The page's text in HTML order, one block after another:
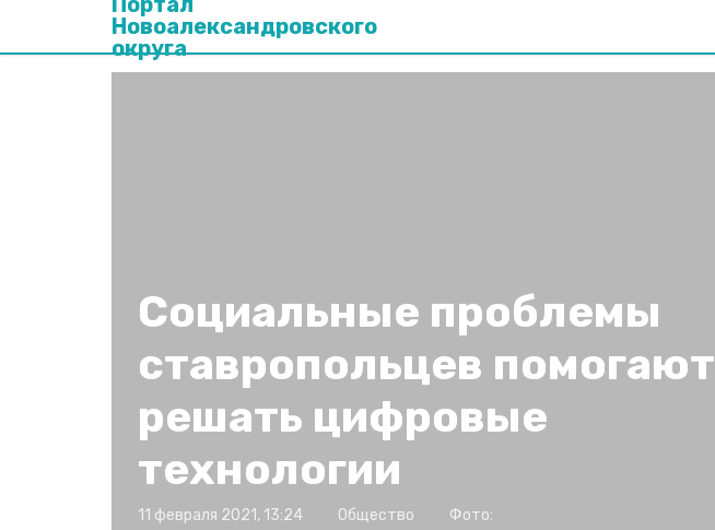
Новоалександровского
округа
Социальные проблемы
ставропольцев помогают
решать цифровые
технологии
11 февраля 2021, 13:24 Общество Фото: